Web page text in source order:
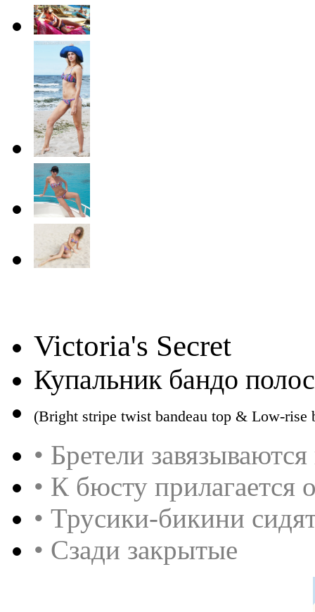
Victoria's Secret
Купальник бандо
(Bright stripe twist bandeau top & Low-rise
• Бретели
• К бюсту прилагается
• Трусики-бикини
• Сзади закрытые